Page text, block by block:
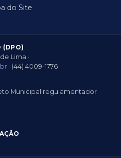
do Site
(DPO)
Lima ·
· (44) 4009-1776
Municipal regulamentador